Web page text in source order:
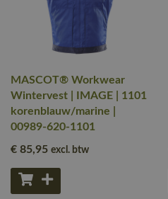
MASCOT® Workwear
Wintervest | IMAGE | 1101
korenblauw/marine |
00989-620-1101
€ 85,95 excl. btw